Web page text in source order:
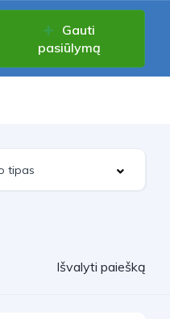
Gauti
pasiūlymą
Išvalyti paiešką